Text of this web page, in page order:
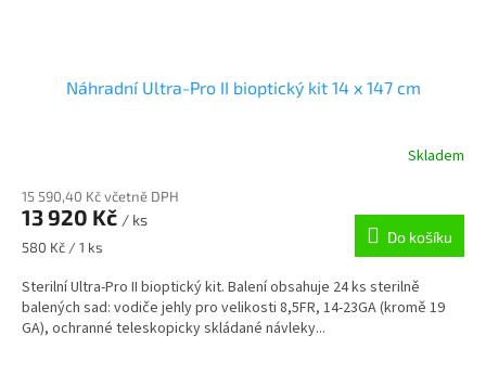
Náhradní Ultra-Pro II bioptický kit 14 x 147 cm
Skladem
15 590,40 Kč včetně DPH
13 920 Kč / ks
Měrná
580 Kč / 1 ks
Do košíku
Sterilní Ultra-Pro II bioptický kit. Balení obsahuje 24 ks sterilně
balených sad: vodiče jehly pro velikosti 8,5FR, 14-23GA (kromě 19
GA), ochranné teleskopicky skládané návleky...